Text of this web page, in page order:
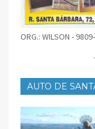
ORG.: WILSON -
AUTO DE